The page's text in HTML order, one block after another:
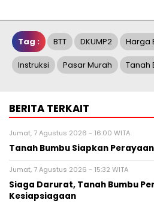
Tag : BTT DKUMP2 Harga
Instruksi Pasar Murah Tanah
BERITA TERKAIT
Jumat, 7 Agustus 2026 - 16:00 WITA
Tanah Bumbu Siapkan
Jumat, 7 Agustus 2026 - 15:32 WITA
Siaga Darurat, Tanah Bumbu
Kesiapsiagaan